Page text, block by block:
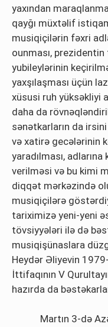
yaxından
qayğı müxtəlif
musiqiçilərin fəxri
ounması,
yubileylərinin
yaxşılaşması üçün
xüsusi ruh yüksəkliyi
daha da
sənətkarların da
və xatirə gecələrinin
yaradılması,
verilməsi və bu kimi
diqqət mərkəzində
musiqiçilərə
tariximizə yeni-yeni
tövsiyyələri ilə də
musiqişünaslara
Heydər Əliyevin
İttifaqının V
hazırda da
Martın 3-də